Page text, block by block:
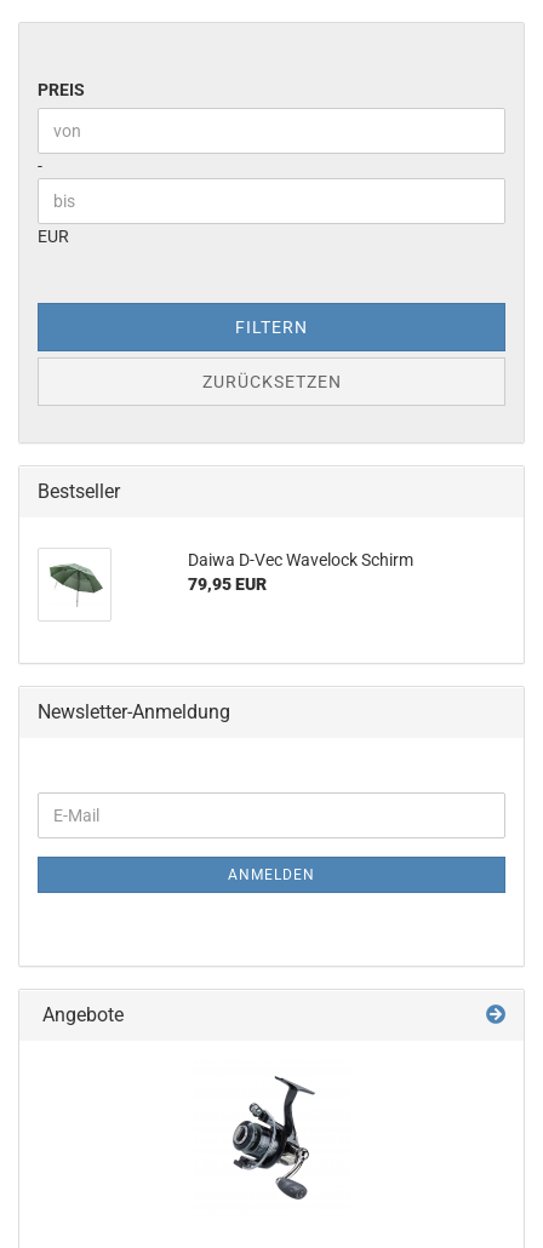
PREIS
PREIS
Preis bis
-
EUR
FILTERN
ZURÜCKSETZEN
Bestseller
Daiwa D-Vec Wavelock Schirm
79,95 EUR
Newsletter-Anmeldung
WEITER
ZUR
NEWSLETTER-
E-
Mail
ANMELDEN
Angebote